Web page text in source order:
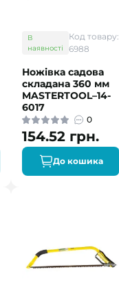
В
наявності
Код товару:
6988
Ножівка садова
складана 360 мм
MASTERTOOL–14-
6017
0
154.52 грн.
До кошика